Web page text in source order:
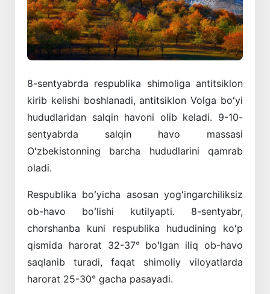
8-sentyabrda respublika shimoliga antitsiklon
kirib kelishi boshlanadi, antitsiklon Volga boʻyi
hududlaridan salqin havoni olib keladi. 9-10-
sentyabrda salqin havo massasi
Oʻzbekistonning barcha hududlarini qamrab
oladi.
Respublika boʻyicha asosan yogʻingarchiliksiz
ob-havo boʻlishi kutilyapti. 8-sentyabr,
chorshanba kuni respublika hududining koʻp
qismida harorat 32-37° boʻlgan iliq ob-havo
saqlanib turadi, faqat shimoliy viloyatlarda
harorat 25-30° gacha pasayadi.